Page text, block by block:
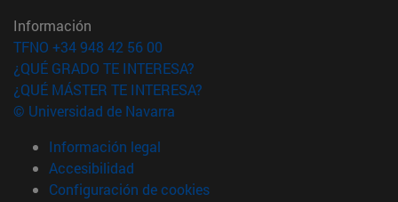
Información
TFNO +34 948 42 56 00
¿QUÉ GRADO TE INTERESA?
¿QUÉ MÁSTER TE INTERESA?
© Universidad de Navarra
Información legal
Accesibilidad
Configuración de cookies